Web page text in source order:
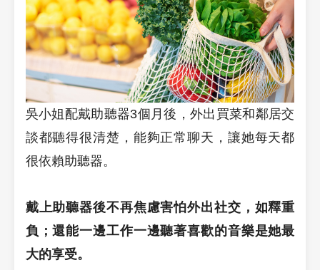
吳小姐配戴助聽器3個月後，外出買菜和鄰居交
談都聽得很清楚，能夠正常聊天，讓她每天都
很依賴助聽器。
戴上助聽器後不再焦慮害怕外出社交，如釋重
負；還能一邊工作一邊聽著喜歡的音樂是她最
大的享受。